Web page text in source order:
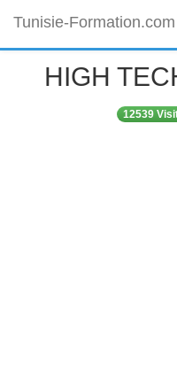
Tunisie-Formation.com
HIGH
12539